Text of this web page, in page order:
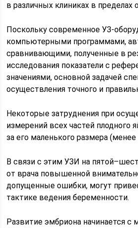
в различных клиниках в пределах
Поскольку современное УЗ-
компьютерными программами,
сравнивающими, полученные в
исследования показатели с
значениями, основной задачей
осуществления точного и
Некоторые затруднения при
измерений всех частей плодного
за его маленького размера
В связи с этим УЗИ на
от врача повышенной
допущенные ошибки, могут
тактике ведения беременности.
Развитие эмбриона начинается с